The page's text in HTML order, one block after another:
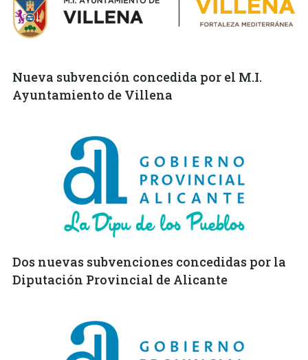
Nueva subvención concedida por el M.I.
Ayuntamiento de Villena
Dos nuevas subvenciones concedidas por la
Diputación Provincial de Alicante